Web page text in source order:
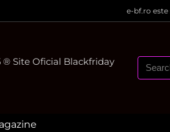
e-bf.ro
® Site Oficial Blackfriday